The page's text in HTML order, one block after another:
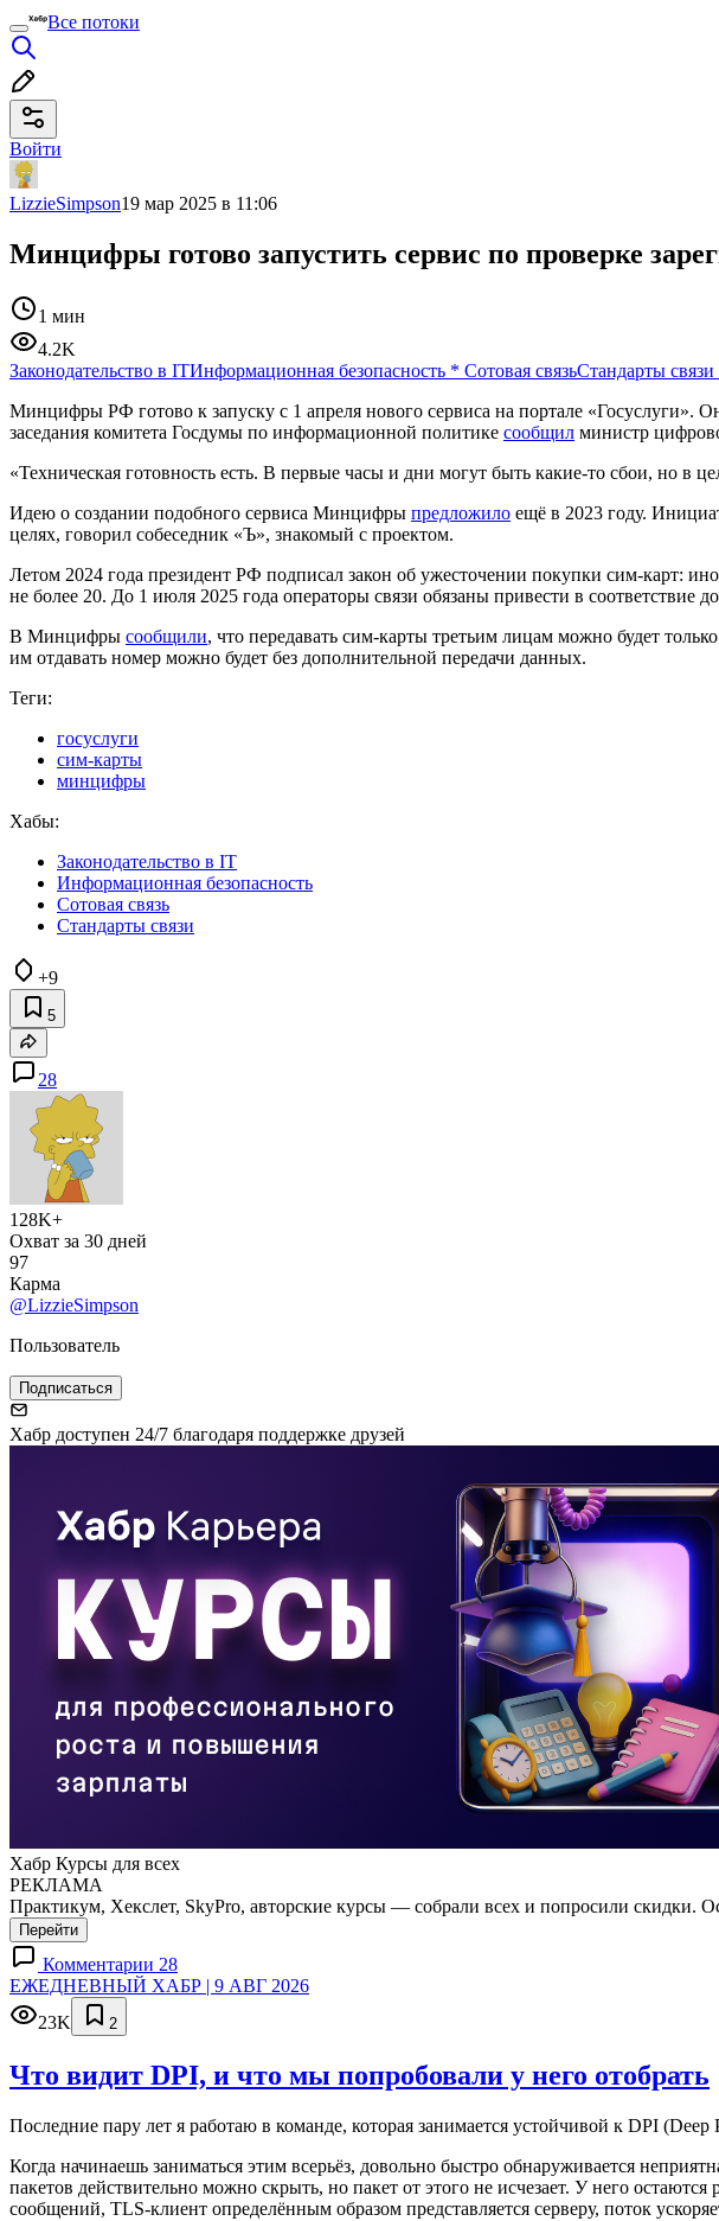
Все потоки
Войти
LizzieSimpson19 мар 2025 в 11:06
Минцифры готово запустить сервис по проверке
1 мин
4.2K
Законодательство в ITИнформационная безопасность * Сотовая связьСтандарты связи
Минцифры РФ готово к запуску с 1 апреля нового сервиса на портале «Госуслуги».
заседания комитета Госдумы по информационной политике сообщил министр
«Техническая готовность есть. В первые часы и дни могут быть какие‑то сбои, но в
Идею о создании подобного сервиса Минцифры предложило ещё в 2023 году.
целях, говорил собеседник «Ъ», знакомый с проектом.
Летом 2024 года президент РФ подписал закон об ужесточении покупки сим-карт:
не более 20. До 1 июля 2025 года операторы связи обязаны привести в
В Минцифры сообщили, что передавать сим-карты третьим лицам можно будет
им отдавать номер можно будет без дополнительной передачи данных.
Теги:
госуслуги
сим-карты
минцифры
Хабы:
Законодательство в IT
Информационная безопасность
Сотовая связь
Стандарты связи
+9
5
28
128K+
Охват за 30 дней
97
Карма
@LizzieSimpson
Пользователь
Подписаться
Хабр доступен 24/7 благодаря поддержке друзей
Хабр Курсы для всех
РЕКЛАМА
Практикум, Хекслет, SkyPro, авторские курсы — собрали всех и попросили скидки.
Перейти
Комментарии 28
ЕЖЕДНЕВНЫЙ ХАБР | 9 АВГ 2026
23K
2
Что видит DPI, и что мы попробовали у него отобрать
Последние пару лет я работаю в команде, которая занимается устойчивой к DPI
Когда начинаешь заниматься этим всерьёз, довольно быстро обнаруживается
пакетов действительно можно скрыть, но пакет от этого не исчезает. У него
сообщений, TLS-клиент определённым образом представляется серверу, поток